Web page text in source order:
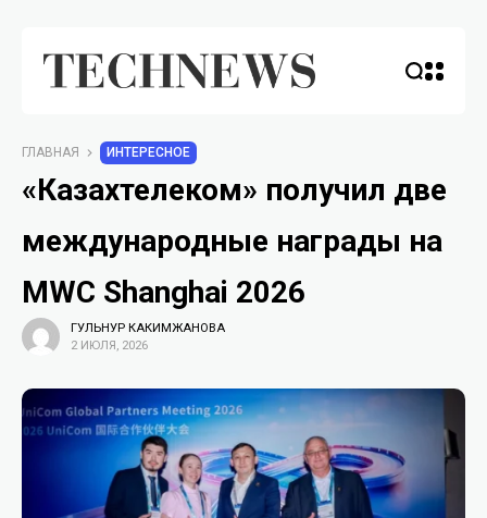
ГЛАВНАЯ ИНТЕРЕСНОЕ
«Казахтелеком» получил две
международные награды на
MWC Shanghai 2026
ГУЛЬНУР КАКИМЖАНОВА
2 ИЮЛЯ, 2026